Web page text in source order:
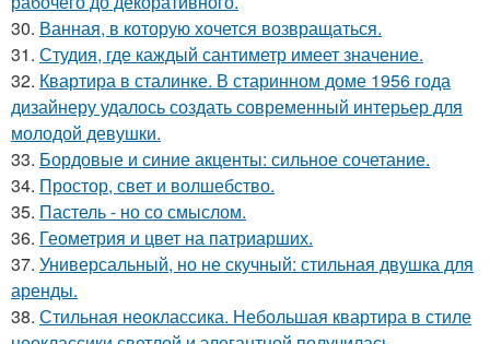
30. Ванная, в которую хочется возвращаться.
31. Студия, где каждый сантиметр имеет значение.
32. Квартира в сталинке. В старинном доме 1956 года
дизайнеру удалось создать современный интерьер для
молодой девушки.
33. Бордовые и синие акценты: сильное сочетание.
34. Простор, свет и волшебство.
35. Пастель - но со смыслом.
36. Геометрия и цвет на патриарших.
37. Универсальный, но не скучный: стильная двушка для
аренды.
38. Стильная неоклассика. Небольшая квартира в стиле